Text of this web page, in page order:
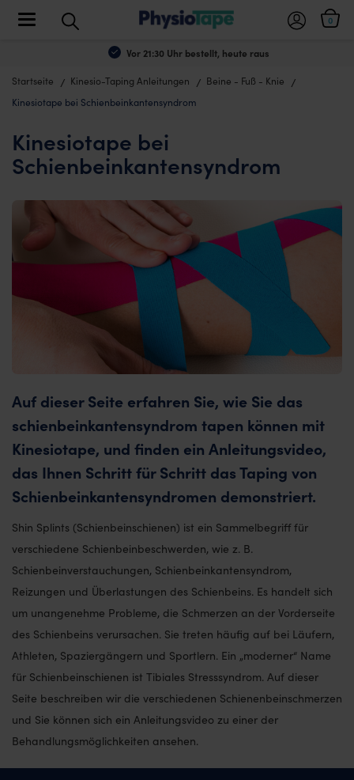
Vor 21:30 Uhr bestellt, heute raus
0
Toggle navigation
Startseite Kinesio-Taping Anleitungen
Beine - Fuß - Knie
Kinesiotape bei Schienbeinkantensyndrom
Kinesiotape bei
Schienbeinkantensyndrom
Auf dieser Seite erfahren Sie, wie Sie das
schienbeinkantensyndrom tapen können mit
Kinesiotape, und finden ein Anleitungsvideo,
das Ihnen Schritt für Schritt das Taping von
Schienbeinkantensyndromen demonstriert.
Shin Splints (Schienbeinschienen) ist ein Sammelbegriff für
verschiedene Schienbeinbeschwerden, wie z. B.
Schienbeinverstauchungen, Schienbeinkantensyndrom,
Reizungen und Überlastungen des Schienbeins. Es handelt sich
um unangenehme Probleme, die Schmerzen an der Vorderseite
des Schienbeins verursachen. Sie treten häufig auf bei Läufern,
Athleten, Spaziergängern und Sportlern. Ein „moderner“ Name
für Schienbeinschienen ist Tibiales Stresssyndrom. Auf dieser
Seite beschreiben wir die verschiedenen Schienenbeinschmerzen
und Sie können sich ein Anleitungsvideo zu einer der
Behandlungsmöglichkeiten ansehen.